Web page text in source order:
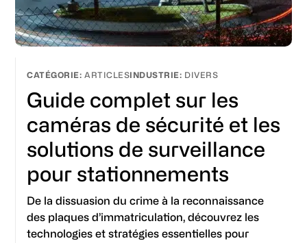
ARTICLES DIVERS
Guide complet sur les
caméras de sécurité et les
solutions de surveillance
pour stationnements
De la dissuasion du crime à la reconnaissance
des plaques d’immatriculation, découvrez les
technologies et stratégies essentielles pour